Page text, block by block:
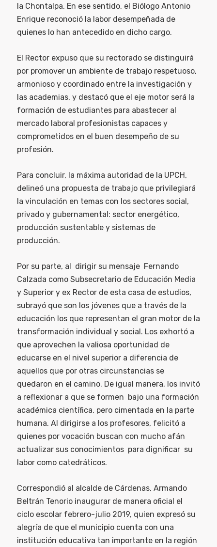
la Chontalpa. En ese sentido, el Biólogo Antonio
Enrique reconoció la labor desempeñada de
quienes lo han antecedido en dicho cargo.
El Rector expuso que su rectorado se distinguirá
por promover un ambiente de trabajo respetuoso,
armonioso y coordinado entre la investigación y
las academias, y destacó que el eje motor será la
formación de estudiantes para abastecer al
mercado laboral profesionistas capaces y
comprometidos en el buen desempeño de su
profesión.
Para concluir, la máxima autoridad de la UPCH,
delineó una propuesta de trabajo que privilegiará
la vinculación en temas con los sectores social,
privado y gubernamental: sector energético,
producción sustentable y sistemas de
producción.
Por su parte, al dirigir su mensaje Fernando
Calzada como Subsecretario de Educación Media
y Superior y ex Rector de esta casa de estudios,
subrayó que son los jóvenes que a través de la
educación los que representan el gran motor de la
transformación individual y social. Los exhortó a
que aprovechen la valiosa oportunidad de
educarse en el nivel superior a diferencia de
aquellos que por otras circunstancias se
quedaron en el camino. De igual manera, los invitó
a reflexionar a que se formen bajo una formación
académica científica, pero cimentada en la parte
humana. Al dirigirse a los profesores, felicitó a
quienes por vocación buscan con mucho afán
actualizar sus conocimientos para dignificar su
labor como catedráticos.
Correspondió al alcalde de Cárdenas, Armando
Beltrán Tenorio inaugurar de manera oficial el
ciclo escolar febrero-julio 2019, quien expresó su
alegría de que el municipio cuenta con una
institución educativa tan importante en la región